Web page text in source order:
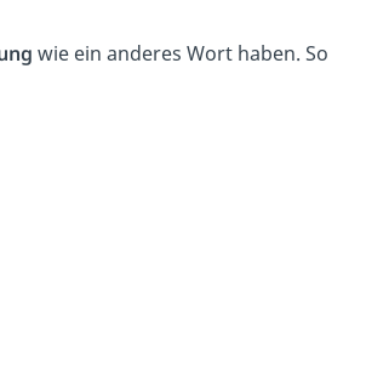
wie ein anderes Wort haben. So